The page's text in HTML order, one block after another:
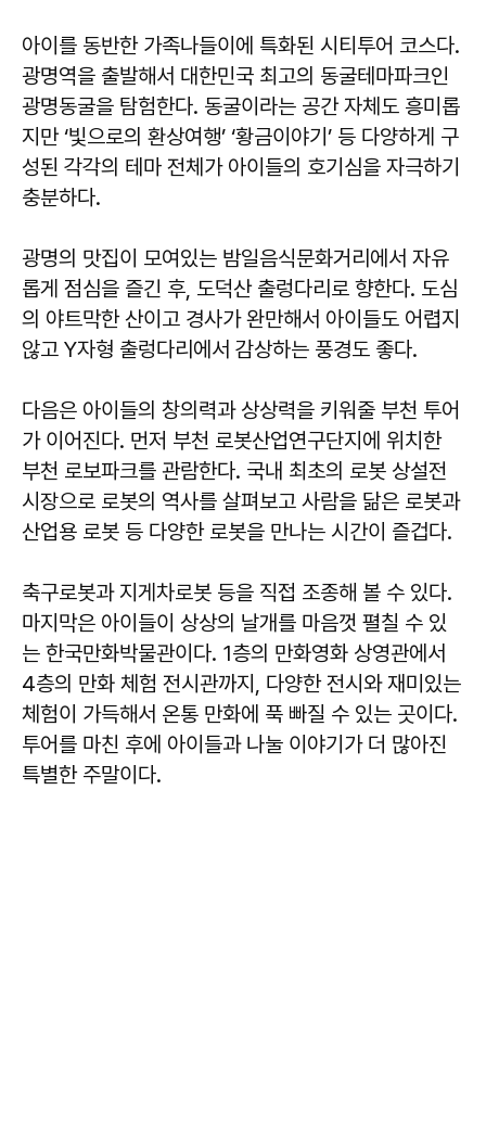
아이를 동반한 가족나들이에 특화된 시티투어 코스다.
광명역을 출발해서 대한민국 최고의 동굴테마파크인
광명동굴을 탐험한다. 동굴이라는 공간 자체도 흥미롭
지만 ‘빛으로의 환상여행’ ‘황금이야기’ 등 다양하게 구
성된 각각의 테마 전체가 아이들의 호기심을 자극하기
충분하다.
광명의 맛집이 모여있는 밤일음식문화거리에서 자유
롭게 점심을 즐긴 후, 도덕산 출렁다리로 향한다. 도심
의 야트막한 산이고 경사가 완만해서 아이들도 어렵지
않고 Y자형 출렁다리에서 감상하는 풍경도 좋다.
다음은 아이들의 창의력과 상상력을 키워줄 부천 투어
가 이어진다. 먼저 부천 로봇산업연구단지에 위치한
부천 로보파크를 관람한다. 국내 최초의 로봇 상설전
시장으로 로봇의 역사를 살펴보고 사람을 닮은 로봇과
산업용 로봇 등 다양한 로봇을 만나는 시간이 즐겁다.
축구로봇과 지게차로봇 등을 직접 조종해 볼 수 있다.
마지막은 아이들이 상상의 날개를 마음껏 펼칠 수 있
는 한국만화박물관이다. 1층의 만화영화 상영관에서
4층의 만화 체험 전시관까지, 다양한 전시와 재미있는
체험이 가득해서 온통 만화에 푹 빠질 수 있는 곳이다.
투어를 마친 후에 아이들과 나눌 이야기가 더 많아진
특별한 주말이다.